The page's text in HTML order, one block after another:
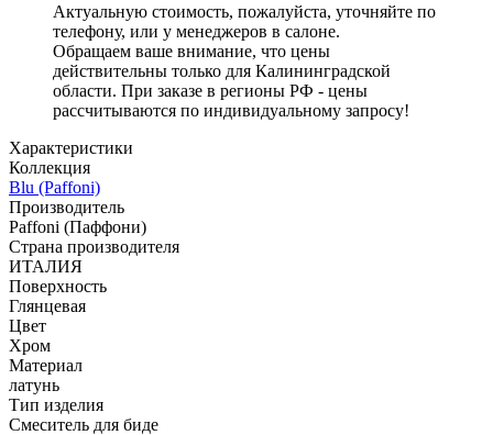
Актуальную стоимость, пожалуйста, уточняйте по
телефону, или у менеджеров в салоне.
Обращаем ваше внимание, что цены
действительны только для Калининградской
области. При заказе в регионы РФ - цены
рассчитываются по индивидуальному запросу!
Характеристики
Коллекция
Blu (Paffoni)
Производитель
Paffoni (Паффони)
Страна производителя
ИТАЛИЯ
Поверхность
Глянцевая
Цвет
Хром
Материал
латунь
Тип изделия
Смеситель для биде